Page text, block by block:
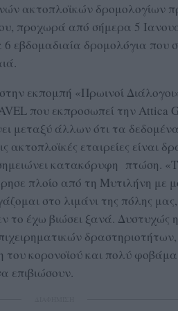
ακτοπλοϊκών δρομολογίων
προχωρά από σήμερα 5
6 εβδομαδιαία δρομολόγια που
εκπομπή «Πρωινοί
που εκπροσωπεί την Attica
μεταξύ άλλων ότι τα
ακτοπλοϊκές εταιρείες είναι
κατακόρυφη πτώση.
πλοίο από τη Μυτιλήνη με
στο λιμάνι της πόλης
το έχω βιώσει ξανά. Δυστυχώς
δραστηριοτήτων,
κορονοϊού και πολύ φοβάμαι
επιβιώσουν.